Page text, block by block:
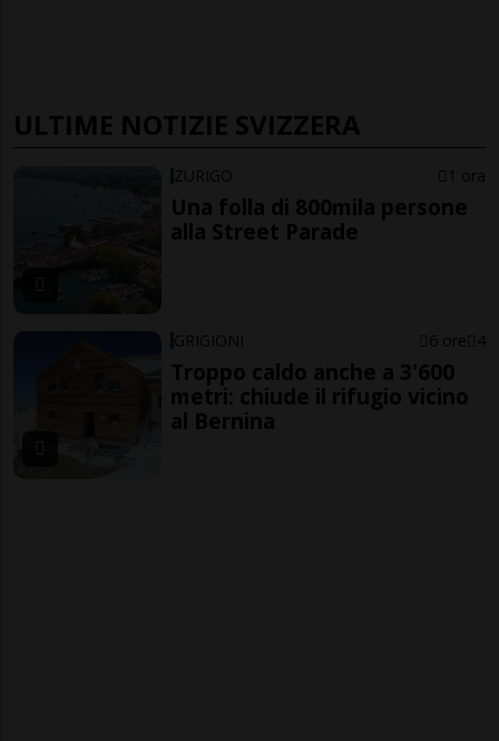
ULTIME NOTIZIE SVIZZERA
ZURIGO 1 ora
Una folla di 800mila persone
alla Street Parade
GRIGIONI 6 ore 4
Troppo caldo anche a 3'600
metri: chiude il rifugio vicino
al Bernina